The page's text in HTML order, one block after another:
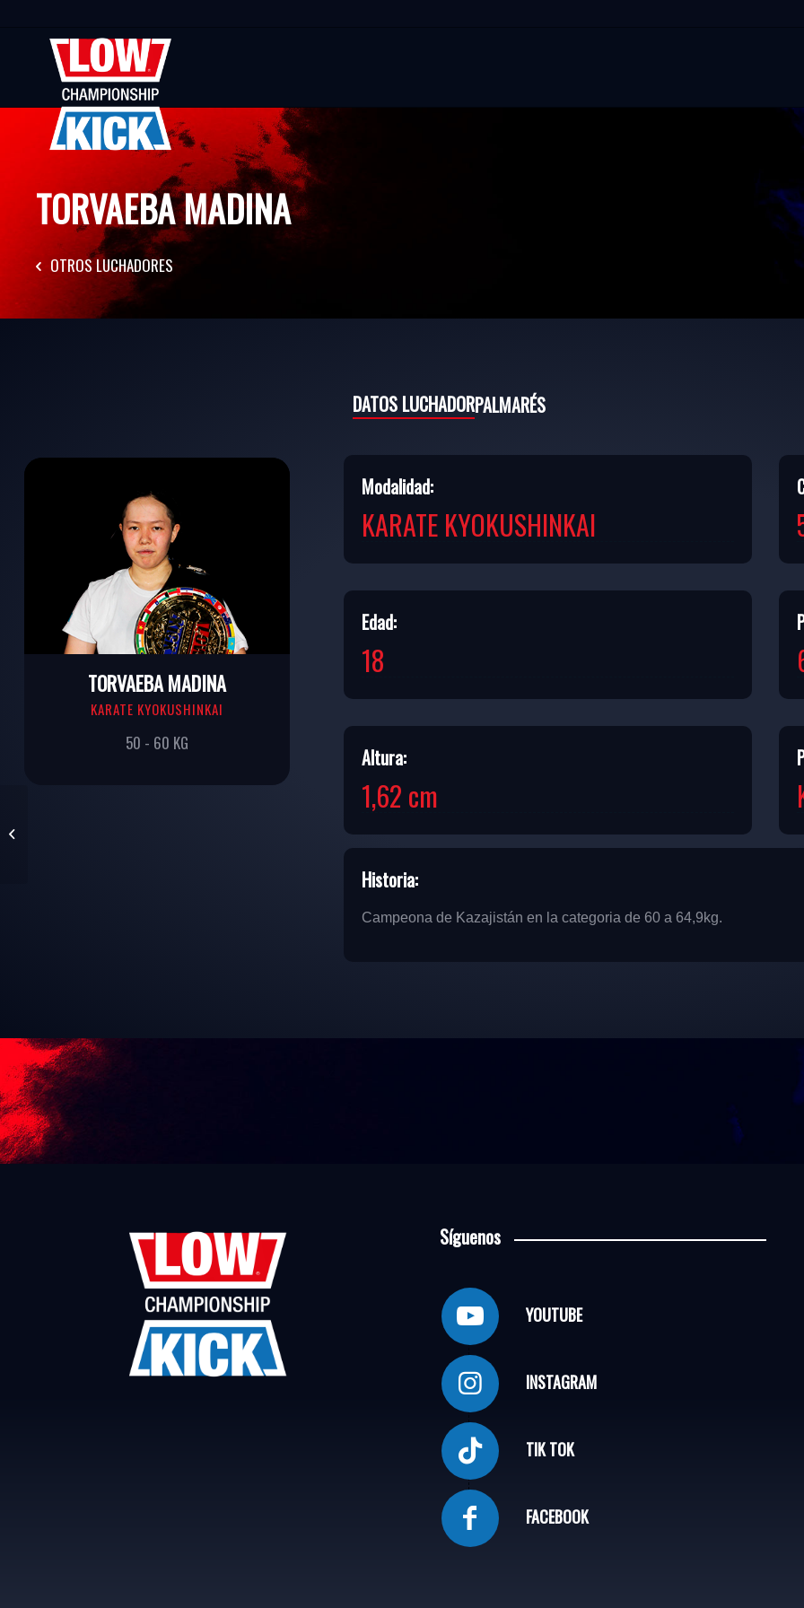
TORVAEBA MADINA
OTROS LUCHADORES
DATOS LUCHADORPALMARÉS
Modalidad:
KARATE KYOKUSHINKAI
Edad:
18
Altura:
1,62 cm
Historia:
Campeona de Kazajistán en la categoria de 60 a 64,9kg.
TORVAEBA MADINA
KARATE KYOKUSHINKAI
50 - 60 KG
Síguenos
YOUTUBE
INSTAGRAM
TIK TOK
FACEBOOK